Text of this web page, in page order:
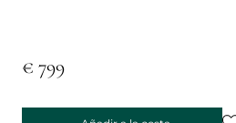
€ 799